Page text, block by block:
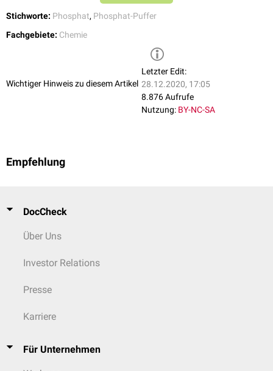
Stichworte: Phosphat, Phosphat-Puffer
Fachgebiete: Chemie
Wichtiger Hinweis zu diesem Artikel
Letzter Edit:
28.12.2020, 17:05
8.876 Aufrufe
Nutzung: BY-NC-SA
Empfehlung
DocCheck
Über Uns
Investor Relations
Presse
Karriere
Für Unternehmen